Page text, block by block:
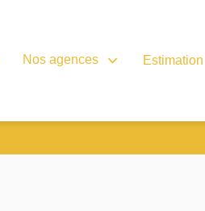
Nos agences Estimation